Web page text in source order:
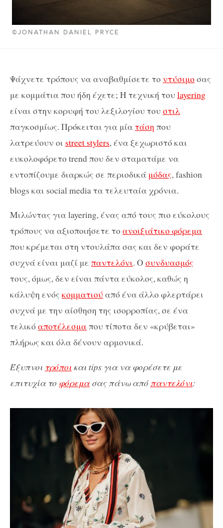
©JONATHAN DANIEL PRYCE
Ψάχνετε τρόπους να αναβαθμίσετε τοντύσιμοσας
με κομμάτια που ήδη έχετε; H τεχνική του layering
είναι στην κορυφή του λεξιλογίου του στιλ
παγκοσμίως. Πρόκειται για μίατάση που
λατρεύουν οι street stylers, ένα ξεχωριστό και
ευκολοφόρετο trend που δεν σταματάμε να
εντοπίζουμε διαρκώς σε περιοδικά μόδας, fashion
blogs και social media τα τελευταία χρόνια.
Μιλώντας για layering, ένας από τους πιο εύκολους
τρόπους να αξιοποιήσετε τοανοιξιάτικο φόρεμα
που κρέμεται στη ντουλάπα σας και δεν φοράτε
συχνά είναι μαζί με παντελόνι. Ο συνδυασμός
τους, όμως, δεν είναι πάντα εύκολος, καθώς η
κάλυψη ενός κομματιού από ένα άλλο φλερτάρει
συχνά με την αίσθηση της ισορροπίας, σε ένα
τελικόαποτέλεσμαπου τίποτα δεν «κρύβεται»
πλήρως και όλα δένουν αρμονικά.
Έξυπνοι τρόποικαι tips για να φορέσετε με
επιτυχία το φόρεμασας πάνω απόπαντελόνι: